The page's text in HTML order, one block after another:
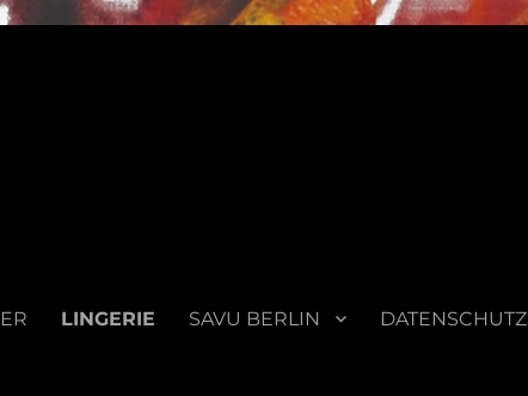
LINGERIE SAVU BERLIN DATENSCHUTZ